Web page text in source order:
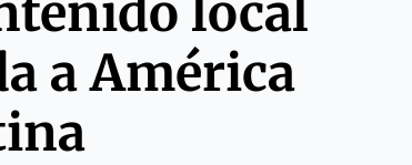
local
a América